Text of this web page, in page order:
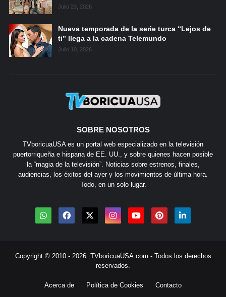
Julio 23, 2026
Nueva temporada de la serie turca “Lejos de
ti” llega a la cadena Telemundo
Julio 10, 2026
SOBRE NOSOTROS
TVboricuaUSA es un portal web especializado en la televisión
puertorriqueña e hispana de EE. UU., y sobre quienes hacen posible
la “magia de la televisión”. Noticias sobre estrenos, finales,
audiencias, los éxitos del ayer y los movimientos de última hora.
Todo, en un solo lugar.
Copyright © 2010 - 2026. TVboricuaUSA.com - Todos los derechos
reservados.
Acerca de Política de Cookies Contacto